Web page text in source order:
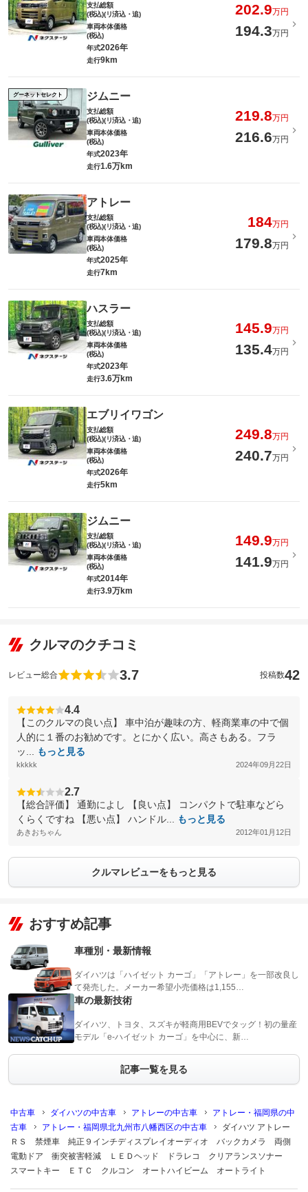
支払総額
(税込)(リ済込・追)
202.9万円
車両本体価格
(税込)
194.3万円
年式2026年
走行9km
グーネットセレクト ジムニー
支払総額
(税込)(リ済込・追)
219.8万円
車両本体価格
(税込)
216.6万円
年式2023年
走行1.6万km
アトレー
支払総額
(税込)(リ済込・追)
184万円
車両本体価格
(税込)
179.8万円
年式2025年
走行7km
ハスラー
支払総額
(税込)(リ済込・追)
145.9万円
車両本体価格
(税込)
135.4万円
年式2023年
走行3.6万km
エブリイワゴン
支払総額
(税込)(リ済込・追)
249.8万円
車両本体価格
(税込)
240.7万円
年式2026年
走行5km
ジムニー
支払総額
(税込)(リ済込・追)
149.9万円
車両本体価格
(税込)
141.9万円
年式2014年
走行3.9万km
クルマのクチコミ
レビュー総合 3.7 投稿数42
4.4
【このクルマの良い点】 車中泊が趣味の方、軽商業車の中で個
人的に１番のお勧めです。とにかく広い。高さもある。フラ
ッ...
もっと見る
kkkkk 2024年09月22日
2.7
【総合評価】 通勤によし 【良い点】 コンパクトで駐車などら
くらくですね 【悪い点】 ハンドル...
もっと見る
あきおちゃん 2012年01月12日
クルマレビューをもっと見る
おすすめ記事
車種別・最新情報
ダイハツは「ハイゼット カーゴ」「アトレー」を一部改良し
て発売した。メーカー希望小売価格は1,155…
車の最新技術
ダイハツ、トヨタ、スズキが軽商用BEVでタッグ！初の量産
モデル「e-ハイゼット カーゴ」を中心に、新…
記事一覧を見る
中古車 ダイハツの中古車 アトレーの中古車
アトレー・福岡県の中
古車
アトレー・福岡県北九州市八幡西区の中古車
ダイハツ アトレー
ＲＳ 禁煙車 純正９インチディスプレイオーディオ バックカメラ 両側
電動ドア 衝突被害軽減 ＬＥＤヘッド ドラレコ クリアランスソナー
スマートキー ＥＴＣ クルコン オートハイビーム オートライト